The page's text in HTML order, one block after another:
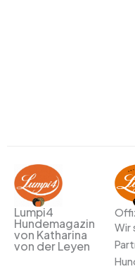
Lumpi4
Hundemagazin
von Katharina
von der Leyen
Wir